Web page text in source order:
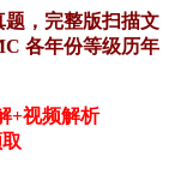
题，完整版扫描文
各年份等级历年
+视频解析